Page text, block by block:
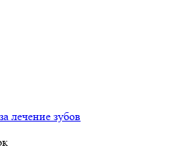
лечение зубов